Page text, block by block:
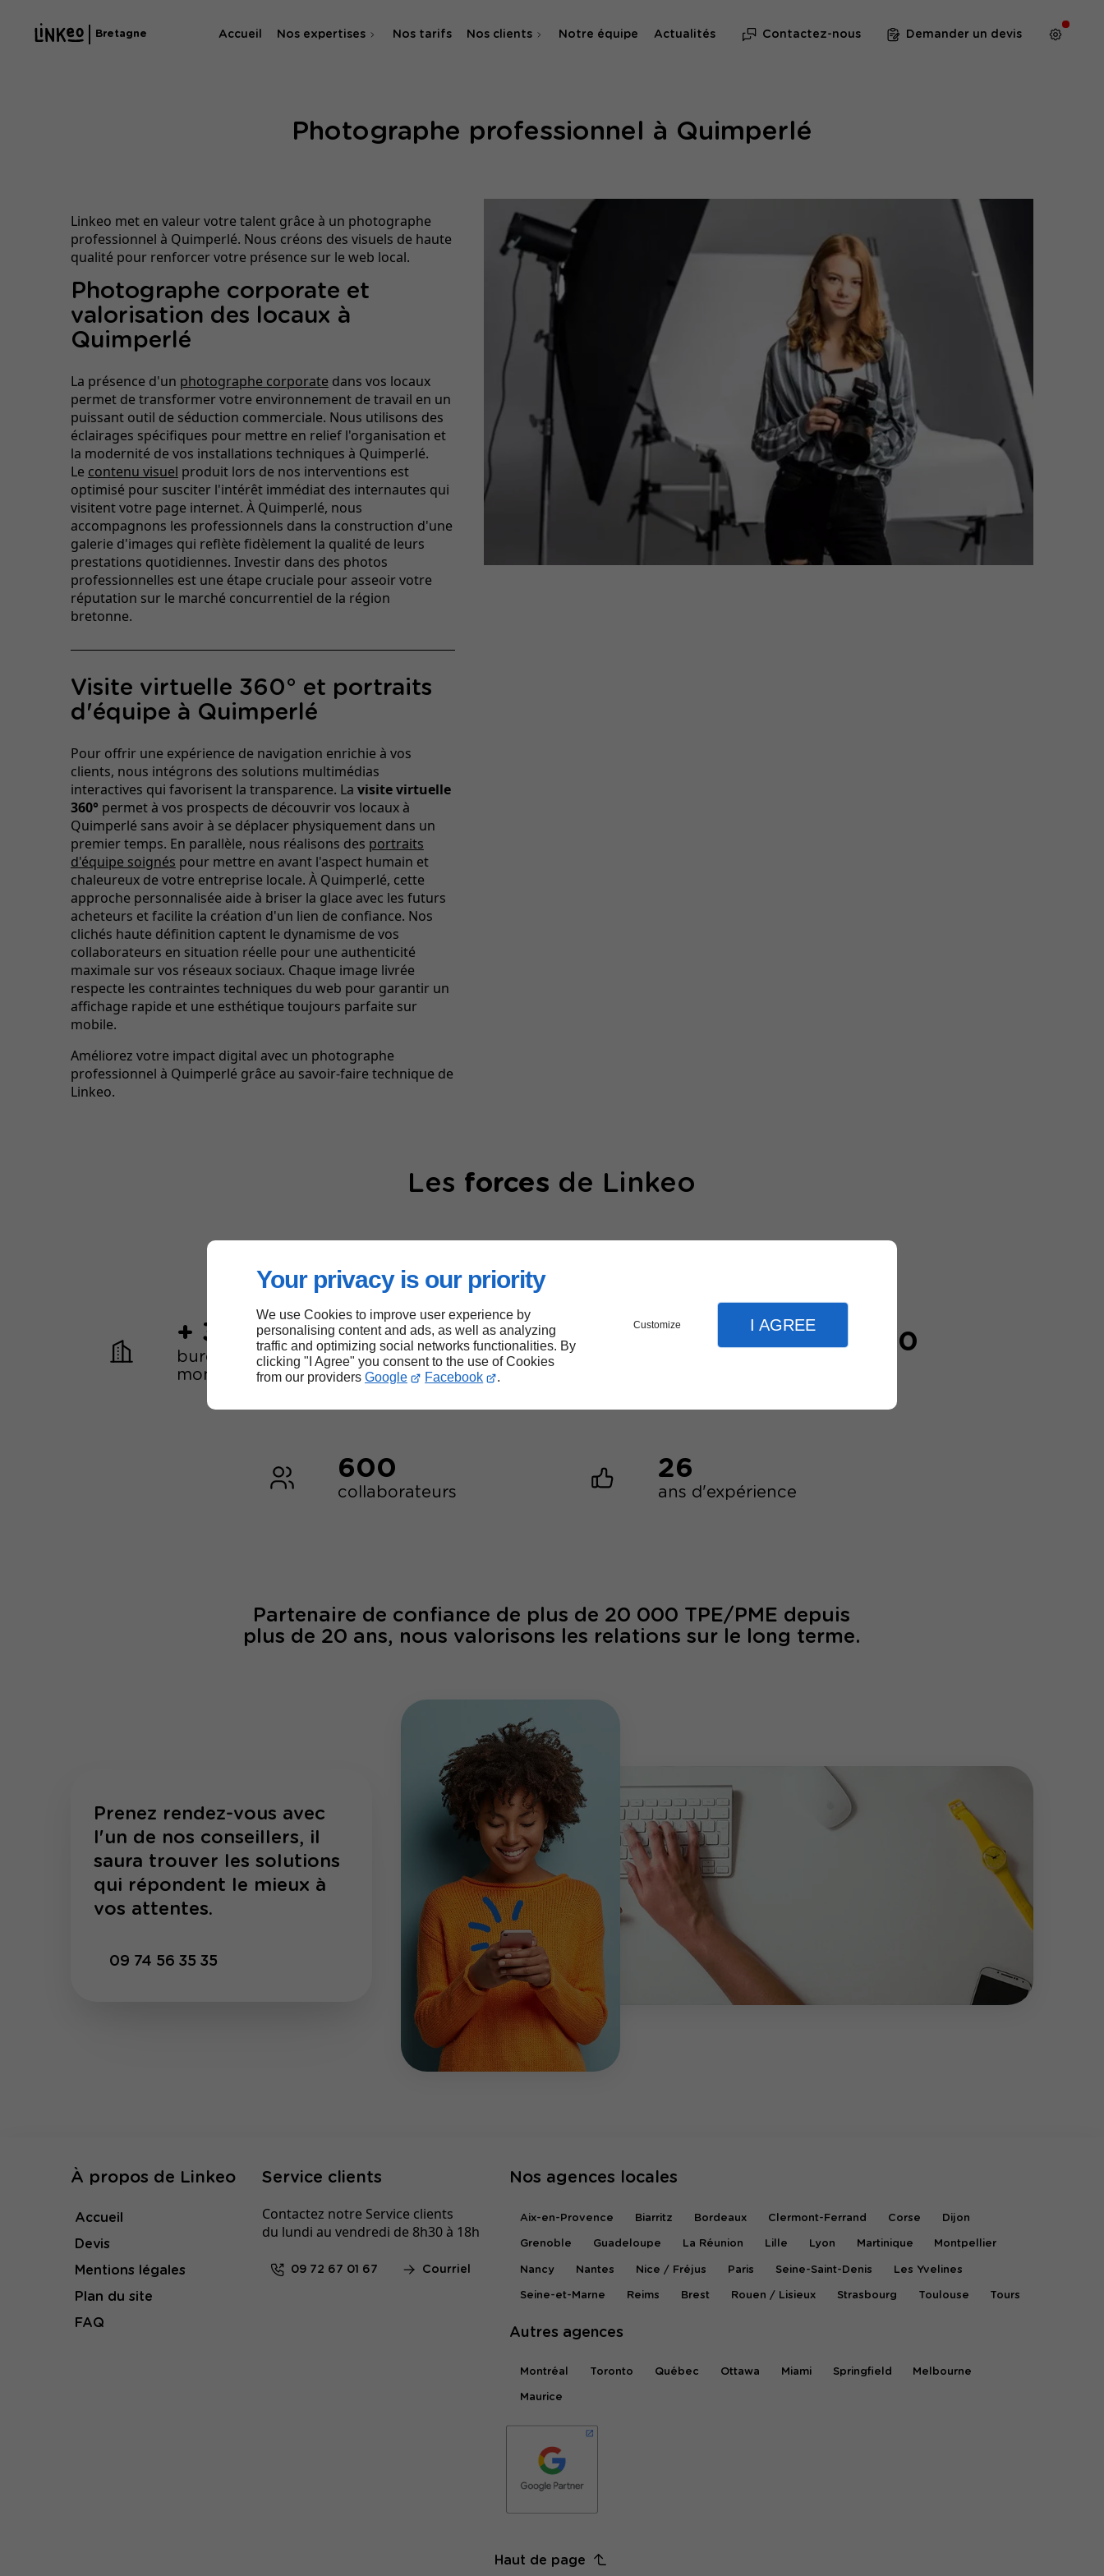
Your privacy is our priority
We use Cookies to improve user experience by
personalising content and ads, as well as analyzing
traffic and optimizing social networks functionalities. By
clicking "I Agree" you consent to the use of Cookies
from our providers Google Facebook .
Customize I AGREE
Bretagne Accueil Nos expertises
Agence SEA & SMA
Nos tarifs Nos clients Notre équipe Actualités Contactez-nous Demander un devis
Photographe professionnel à Quimperlé
Linkeo met en valeur votre talent grâce à un photographe
professionnel à Quimperlé. Nous créons des visuels de haute
qualité pour renforcer votre présence sur le web local.
Photographe corporate et
valorisation des locaux à
Quimperlé
La présence d'un photographe corporate dans vos locaux
permet de transformer votre environnement de travail en un
puissant outil de séduction commerciale. Nous utilisons des
éclairages spécifiques pour mettre en relief l'organisation et
la modernité de vos installations techniques à Quimperlé.
Le contenu visuel produit lors de nos interventions est
optimisé pour susciter l'intérêt immédiat des internautes qui
visitent votre page internet. À Quimperlé, nous
accompagnons les professionnels dans la construction d'une
galerie d'images qui reflète fidèlement la qualité de leurs
prestations quotidiennes. Investir dans des photos
professionnelles est une étape cruciale pour asseoir votre
réputation sur le marché concurrentiel de la région
bretonne.
Visite virtuelle 360° et portraits
d'équipe à Quimperlé
Pour offrir une expérience de navigation enrichie à vos
clients, nous intégrons des solutions multimédias
interactives qui favorisent la transparence. La visite virtuelle
360° permet à vos prospects de découvrir vos locaux à
Quimperlé sans avoir à se déplacer physiquement dans un
premier temps. En parallèle, nous réalisons des portraits
d'équipe soignés pour mettre en avant l'aspect humain et
chaleureux de votre entreprise locale. À Quimperlé, cette
approche personnalisée aide à briser la glace avec les futurs
acheteurs et facilite la création d'un lien de confiance. Nos
clichés haute définition captent le dynamisme de vos
collaborateurs en situation réelle pour une authenticité
maximale sur vos réseaux sociaux. Chaque image livrée
respecte les contraintes techniques du web pour garantir un
affichage rapide et une esthétique toujours parfaite sur
mobile.
Améliorez votre impact digital avec un photographe
professionnel à Quimperlé grâce au savoir-faire technique de
Linkeo.
Les forces de Linkeo
+ 30
bureaux dans le
monde
40000
sites web créés
20000
600
collaborateurs
26
ans d'expérience
Partenaire de confiance de plus de 20 000 TPE/PME depuis
plus de 20 ans, nous valorisons les relations sur le long terme.
Prenez rendez-vous avec
l'un de nos conseillers, il
saura trouver les solutions
qui répondent le mieux à
vos attentes.
09 74 56 35 35
À propos de Linkeo
Accueil
Devis
Mentions légales
Plan du site
FAQ
Service clients
Contactez notre Service clients
du lundi au vendredi de 8h30 à 18h
09 72 67 01 67 Courriel
Nos agences locales
Aix-en-Provence Biarritz Bordeaux Clermont-Ferrand Corse Dijon
Grenoble Guadeloupe La Réunion Lille Lyon Martinique Montpellier
Nancy Nantes Nice / Fréjus Paris Seine-Saint-Denis Les Yvelines
Seine-et-Marne Reims Brest Rouen / Lisieux Strasbourg Toulouse Tours
Autres agences
Montréal Toronto Québec Ottawa Miami Springfield Melbourne
Maurice
Haut de page